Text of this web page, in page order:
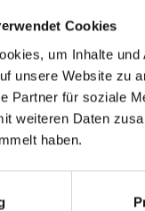
Cookies
um Inhalte
unsere Website zu
Partner für soziale
weiteren Daten
haben.
INHALT